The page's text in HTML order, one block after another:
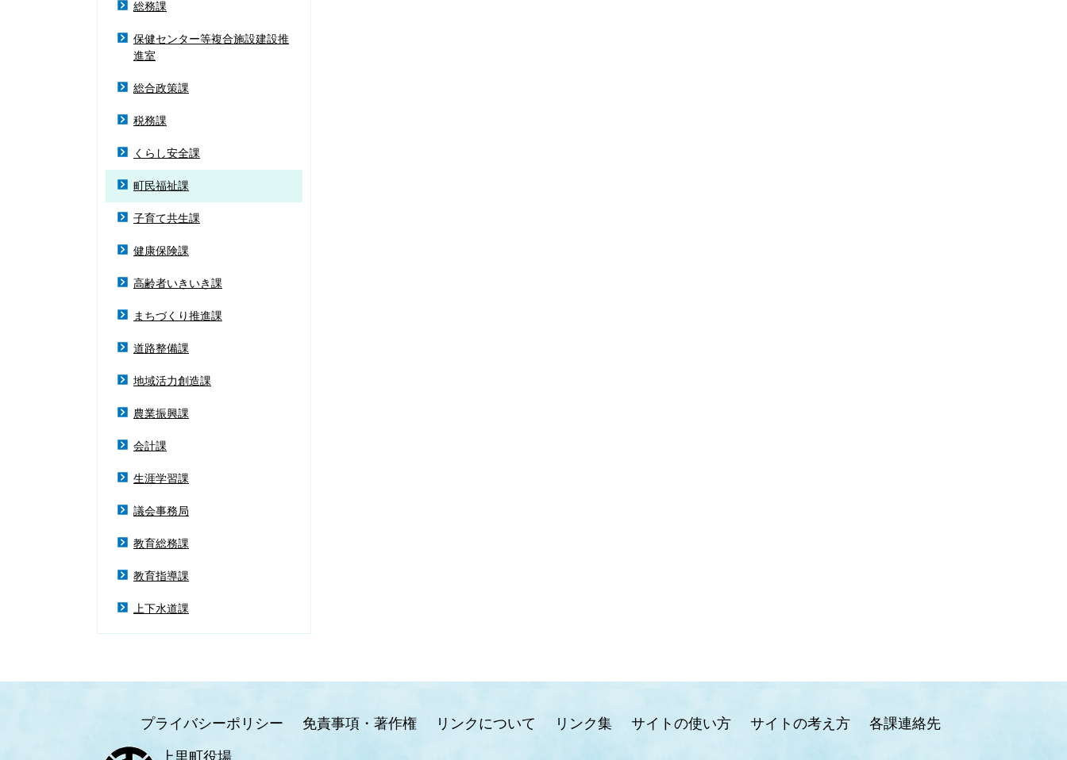
総務課
保健センター等複合施設建設推
進室
総合政策課
税務課
くらし安全課
町民福祉課
子育て共生課
健康保険課
高齢者いきいき課
まちづくり推進課
道路整備課
地域活力創造課
農業振興課
会計課
生涯学習課
議会事務局
教育総務課
教育指導課
上下水道課
プライバシーポリシー 免責事項・著作権 リンクについて リンク集 サイトの使い方 サイトの考え方 各課連絡先
上里町役場